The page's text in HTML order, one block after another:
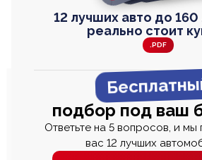
12 лучших авто до 160
реально стоит
.PDF
подбор под ваш
Ответьте на 5 вопросов, и
вас 12 лучших